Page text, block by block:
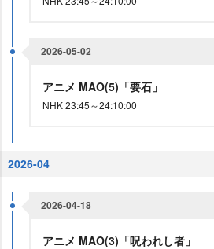
2026-05-02
アニメ MAO(5)「要石」
NHK 23:45～24:10:00
2026-04
2026-04-18
アニメ MAO(3)「呪われし者」